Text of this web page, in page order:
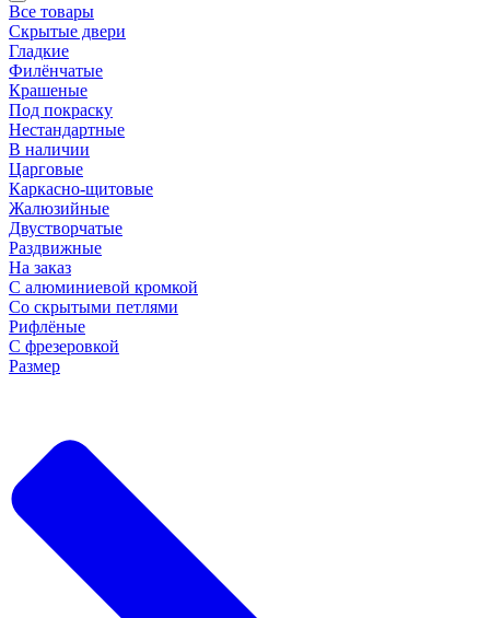
Все товары
Скрытые двери
Гладкие
Филёнчатые
Крашеные
Под покраску
Нестандартные
В наличии
Царговые
Каркасно-щитовые
Жалюзийные
Двустворчатые
Раздвижные
На заказ
С алюминиевой кромкой
Со скрытыми петлями
Рифлёные
С фрезеровкой
Размер